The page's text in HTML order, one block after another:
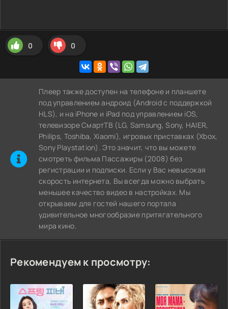
0 0
Плеер также доступен на телефоне и планшете
под управлением андроид (Android с поддержкой
HLS), и на iPhone и iPad под управлением iOS,
телевизоре СмартТВ (LG, Samsung, Sony, HAIER,
Philips, Toshiba, Xiaomi), игровых приставках (Xbox,
Sony Playstation). Это значит, что вы можете
cмотреть фильма Пассажиры (2008) без
регистрации и подписки. Если у Вас невысокая
скорость интернета, Вы всегда можно выбрать
меньшее качество видео в настройках. Мы
открываем для гостей нашего портала
удивительное многообразие притягательного
мира кино.
Рекомендуем к просмотру: